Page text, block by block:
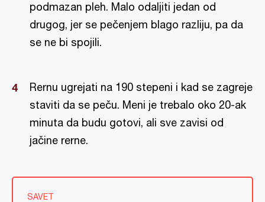
podmazan pleh. Malo odaljiti jedan od
drugog, jer se pečenjem blago razliju, pa da
se ne bi spojili.
Rernu ugrejati na 190 stepeni i kad se zagreje
staviti da se peču. Meni je trebalo oko 20-ak
minuta da budu gotovi, ali sve zavisi od
jačine rerne.
SAVET